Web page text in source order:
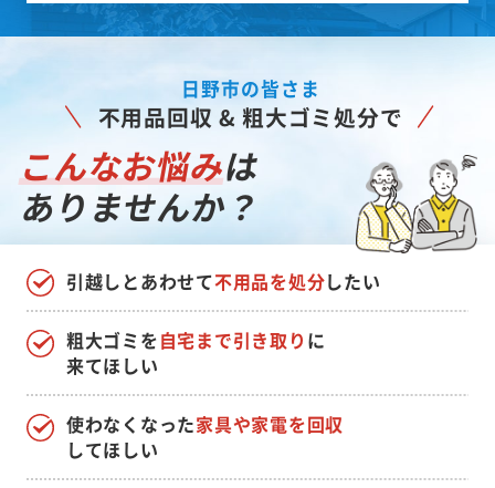
日野市の皆さま
不用品回収 & 粗大ゴミ処分で
こんなお悩みは
ありませんか？
引越しとあわせて不用品を処分したい
使わなくなった家具や家電を回収
してほしい
粗大ゴミを自宅まで引き取り に
来てほしい